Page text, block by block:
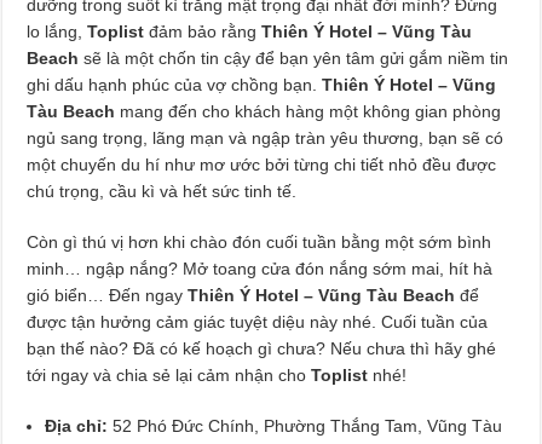
dưỡng trong suốt kì trăng mật trọng đại nhất đời mình? Đừng
lo lắng, Toplist đảm bảo rằngThiên Ý Hotel – Vũng Tàu
Beach sẽ là một chốn tin cậy để bạn yên tâm gửi gắm niềm tin
ghi dấu hạnh phúc của vợ chồng bạn.Thiên Ý Hotel – Vũng
Tàu Beach mang đến cho khách hàng một không gian phòng
ngủ sang trọng, lãng mạn và ngập tràn yêu thương, bạn sẽ có
một chuyến du hí như mơ ước bởi từng chi tiết nhỏ đều được
chú trọng, cầu kì và hết sức tinh tế.
Còn gì thú vị hơn khi chào đón cuối tuần bằng một sớm bình
minh… ngập nắng? Mở toang cửa đón nắng sớm mai, hít hà
gió biển… Đến ngayThiên Ý Hotel – Vũng Tàu Beach để
được tận hưởng cảm giác tuyệt diệu này nhé. Cuối tuần của
bạn thế nào? Đã có kế hoạch gì chưa? Nếu chưa thì hãy ghé
tới ngay và chia sẻ lại cảm nhận choToplist nhé!
Địa chỉ:52 Phó Đức Chính, Phường Thắng Tam, Vũng Tàu